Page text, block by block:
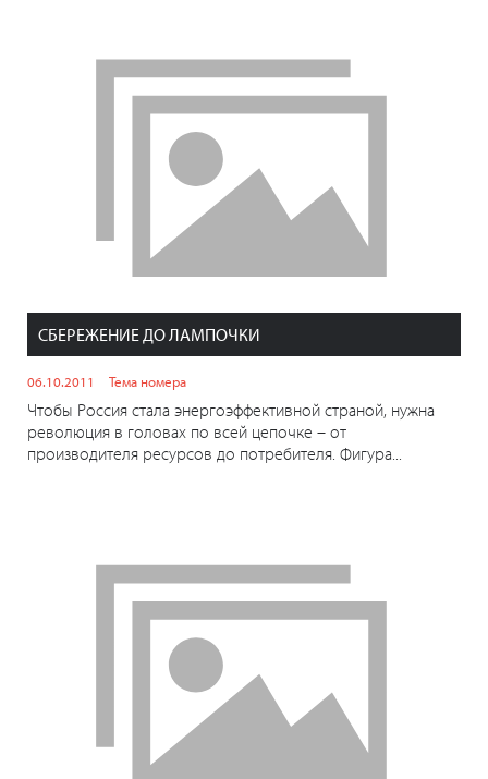
СБЕРЕЖЕНИЕ ДО ЛАМПОЧКИ
06.10.2011 Тема номера
Чтобы Россия стала энергоэффективной страной, нужна
революция в головах по всей цепочке – от
производителя ресурсов до потребителя. Фигура...